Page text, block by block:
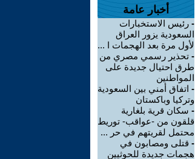
أخبار عامة
- رئيس الاستخبارات
السعودية يزور العراق
لأول مرة بعد الهجمات ا ...
- تحذير رسمي مصري من
طرق احتيال جديدة على
المواطنين
- اتفاق أمني بين السعودية
وتركيا وباكستان
- سكان قرية بلغارية
قلقون من -عواقب- توريط
محتمل لقريتهم في حر ...
- قتلى ومصابون في
هجمات جديدة للحوثيين